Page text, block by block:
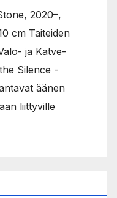
2020–,
cm Taiteiden
ja Katve-
Silence -
äänen
liittyville